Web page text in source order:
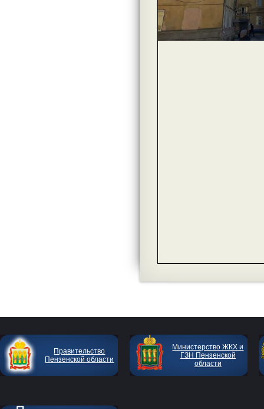
Правительство
Пензенской области
Министерство ЖКХ и
ГЗН Пензенской
области